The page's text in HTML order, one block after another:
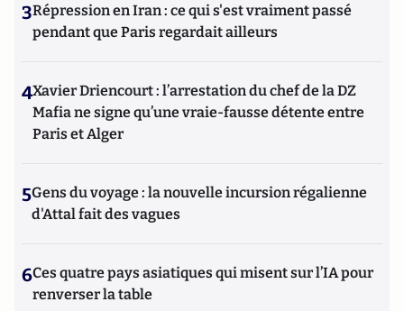
3Répression en Iran : ce qui s'est vraiment passé
pendant que Paris regardait ailleurs
4Xavier Driencourt : l’arrestation du chef de la DZ
Mafia ne signe qu’une vraie-fausse détente entre
Paris et Alger
5Gens du voyage : la nouvelle incursion régalienne
d'Attal fait des vagues
6Ces quatre pays asiatiques qui misent sur l’IA pour
renverser la table